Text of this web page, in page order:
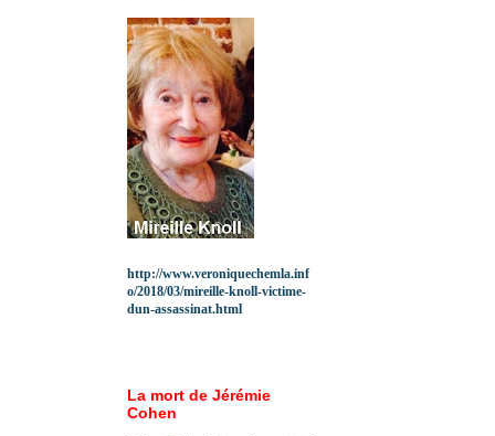
http://www.veroniquechemla.inf
o/2018/03/mireille-knoll-victime-
dun-assassinat.html
La mort de Jérémie
Cohen